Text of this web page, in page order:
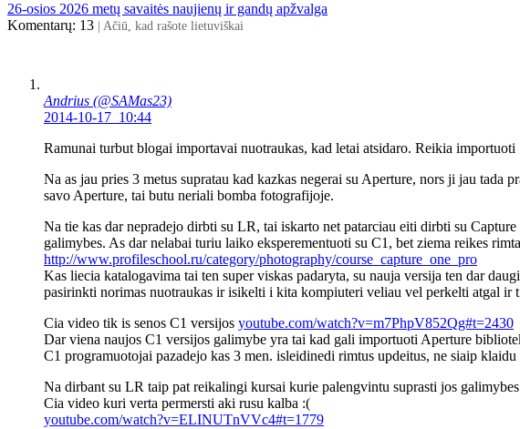
26-osios 2026 metų savaitės naujienų ir gandų apžvalga
Komentarų: 13 | Ačiū, kad rašote lietuviškai
Andrius (@SAMas23)
2014-10-17 10:44
Ramunai turbut blogai importavai nuotraukas, kad letai atsidaro. Reikia
Na as jau pries 3 metus supratau kad kazkas negerai su Aperture, nors ji jau
savo Aperture, tai butu neriali bomba fotografijoje.
Na tie kas dar nepradejo dirbti su LR, tai iskarto net patarciau eiti dirbti su
galimybes. As dar nelabai turiu laiko eksperementuoti su C1, bet ziema reikes
http://www.profileschool.ru/category/photography/course_capture_one_pro
Kas liecia katalogavima tai ten super viskas padaryta, su nauja versija ten dar
pasirinkti norimas nuotraukas ir isikelti i kita kompiuteri veliau vel perkelti atgal ir
Cia video tik is senos C1 versijos youtube.com/watch?v=m7PhpV852Qg#t=2430
Dar viena naujos C1 versijos galimybe yra tai kad gali importuoti Aperture
C1 programuotojai pazadejo kas 3 men. isleidinedi rimtus updeitus, ne siaip klaidu
Na dirbant su LR taip pat reikalingi kursai kurie palengvintu suprasti jos
Cia video kuri verta permersti aki rusu kalba :(
youtube.com/watch?v=ELINUTnVVc4#t=1779